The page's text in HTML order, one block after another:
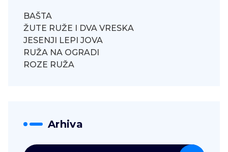
BAŠTA
ŽUTE RUŽE I DVA VRESKA
JESENJI LEPI JOVA
RUŽA NA OGRADI
ROZE RUŽA
Arhiva